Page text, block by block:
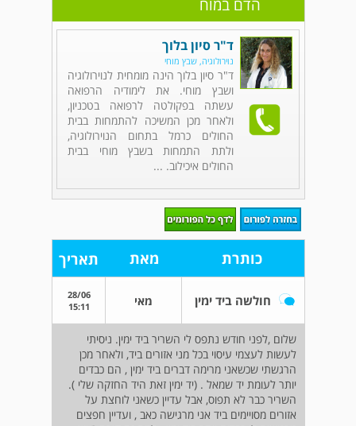
הדם במוח
ד"ר סיון בלוך
נוירולוגיה, שבץ מוחי
ד"ר סיון בלוך הינה מומחית לנוירולוגיה
ושבץ מוחי. את לימודיה הרפואה
עשתה בפקולטה לרפואה בטכניון,
ולאחר מכן המשיכה להתמחות בבית
החולים כרמל בתחום הנוירולוגיה,
ולתת התמחות בשבץ מוחי בבית
החולים איכילוב. ...
כותרת מאת תאריך
חולשה ביד ימין מאי
28/06
15:11
שלום ,לפני חודש נתפס לי השריר ביד ימין. ניסיתי
לעשות לעצמי עיסוי בכל מני אזורים ביד, ולאחר מכן
הרגשתי שכשאני מרימה דברים ביד ימין , הם כבדים
יותר לעומת יד שמאל . (יד ימין זאת היד החזקה שלי ).
השריר כבר לא תפוס, אבל עדיין כשאני לוחצת על
אזורים מסויימים ביד אני מרגישה כאב , ועדיין חפצים